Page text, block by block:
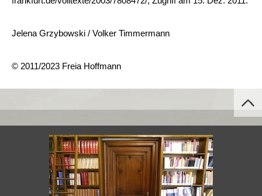
Jelena Grzybowski / Volker Timmermann
© 2011/2023 Freia Hoffmann